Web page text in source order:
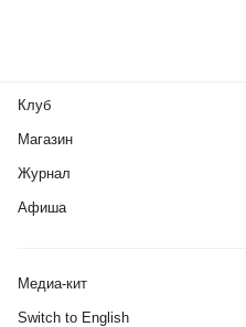
Клуб
Магазин
Журнал
Афиша
Медиа-кит
Switch to English